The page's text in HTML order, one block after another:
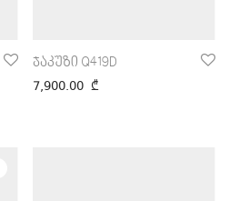
ჯაკუზი Q419D
7,900.00 ₾